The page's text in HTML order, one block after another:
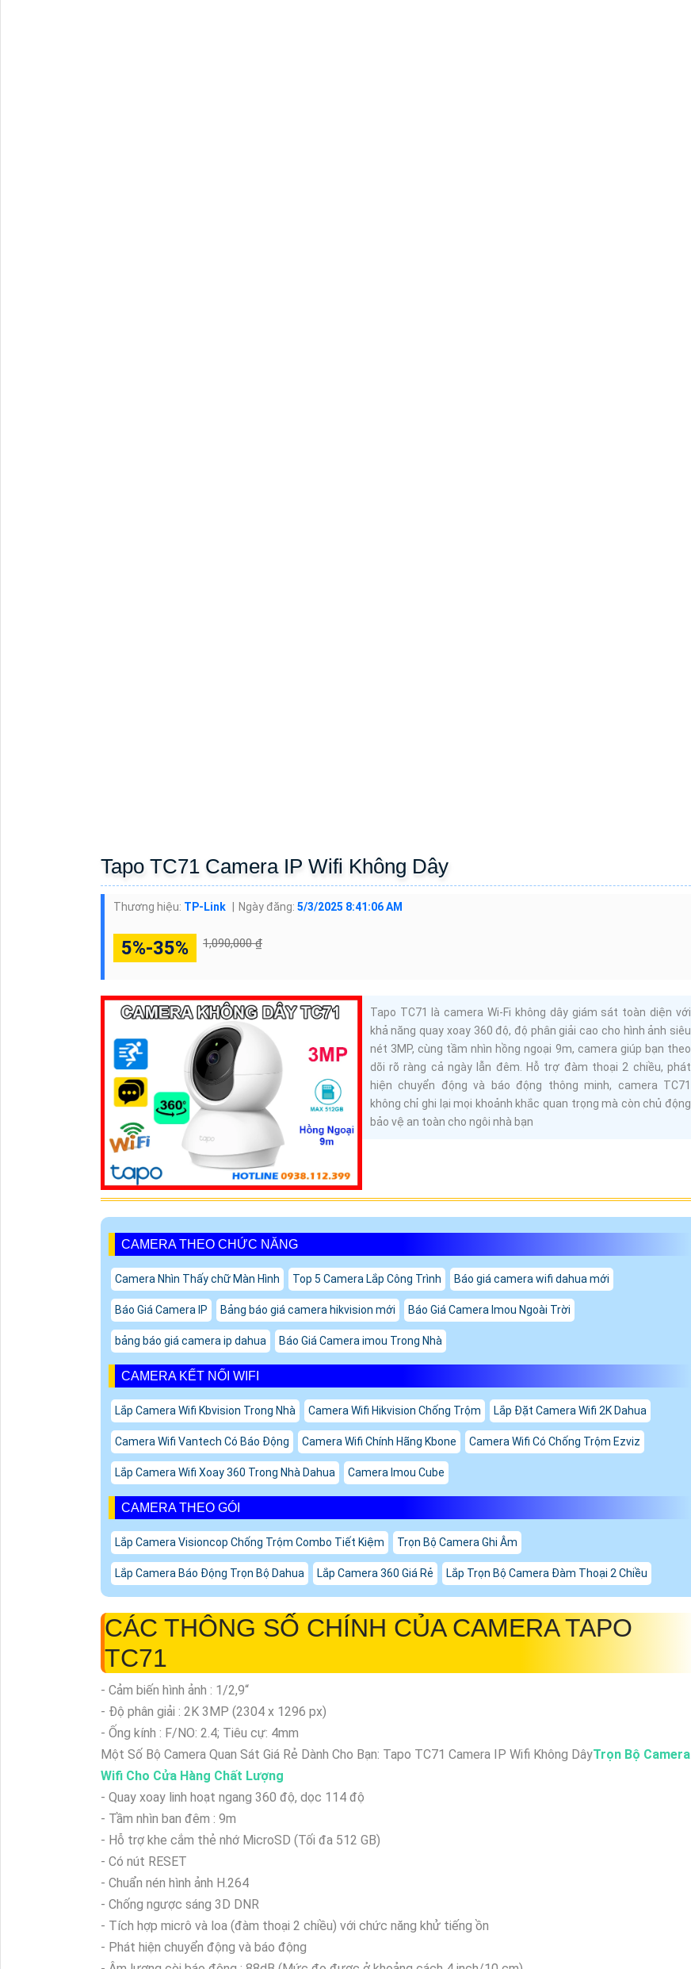
Tapo TC71 Camera IP Wifi Không Dây
Thương hiệu: TP-Link Ngày đăng: 5/3/2025 8:41:06 AM
5%-35% 1,090,000 ₫
Tapo TC71 là camera Wi-Fi không dây giám sát toàn diện với
khả năng quay xoay 360 độ, độ phân giải cao cho hình ảnh siêu
nét 3MP, cùng tầm nhìn hồng ngoại 9m, camera giúp bạn theo
dõi rõ ràng cả ngày lẫn đêm. Hỗ trợ đàm thoại 2 chiều, phát
hiện chuyển động và báo động thông minh, camera TC71
không chỉ ghi lại mọi khoảnh khắc quan trọng mà còn chủ động
bảo vệ an toàn cho ngôi nhà bạn
CAMERA THEO CHỨC NĂNG
Camera Nhìn Thấy chữ Màn Hình Top 5 Camera Lắp Công Trình Báo giá camera wifi dahua mới
Báo Giá Camera IP Bảng báo giá camera hikvision mới Báo Giá Camera Imou Ngoài Trời
bảng báo giá camera ip dahua Báo Giá Camera imou Trong Nhà
CAMERA KẾT NỐI WIFI
Lắp Camera Wifi Kbvision Trong Nhà Camera Wifi Hikvision Chống Trộm Lắp Đặt Camera Wifi 2K Dahua
Camera Wifi Vantech Có Báo Động Camera Wifi Chính Hãng Kbone Camera Wifi Có Chống Trộm Ezviz
Lắp Camera Wifi Xoay 360 Trong Nhà Dahua Camera Imou Cube
CAMERA THEO GÓI
Lắp Camera Visioncop Chống Trộm Combo Tiết Kiệm Trọn Bộ Camera Ghi Âm
Lắp Camera Báo Động Trọn Bộ Dahua Lắp Camera 360 Giá Rẻ Lắp Trọn Bộ Camera Đàm Thoại 2 Chiều
CÁC THÔNG SỐ CHÍNH CỦA CAMERA TAPO
TC71
- Cảm biến hình ảnh : 1/2,9“
- Độ phân giải : 2K 3MP (2304 x 1296 px)
- Ống kính : F/NO: 2.4; Tiêu cự: 4mm
Một Số Bộ Camera Quan Sát Giá Rẻ Dành Cho Bạn: Tapo TC71 Camera IP Wifi Không DâyTrọn Bộ Camera
Wifi Cho Cửa Hàng Chất Lượng
- Quay xoay linh hoạt ngang 360 độ, dọc 114 độ
- Tầm nhìn ban đêm : 9m
- Hỗ trợ khe cắm thẻ nhớ MicroSD (Tối đa 512 GB)
- Có nút RESET
- Chuẩn nén hình ảnh H.264
- Chống ngược sáng 3D DNR
- Tích hợp micrô và loa (đàm thoại 2 chiều) với chức năng khử tiếng ồn
- Phát hiện chuyển động và báo động